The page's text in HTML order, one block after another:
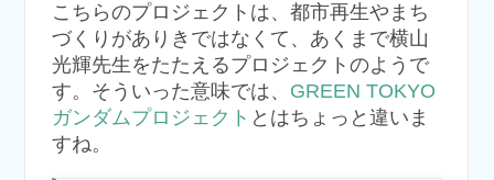
こちらのプロジェクトは、都市再生やまち
づくりがありきではなくて、あくまで横山
光輝先生をたたえるプロジェクトのようで
す。そういった意味では、 GREEN TOKYO
ガンダムプロジェクト とはちょっと違いま
すね。